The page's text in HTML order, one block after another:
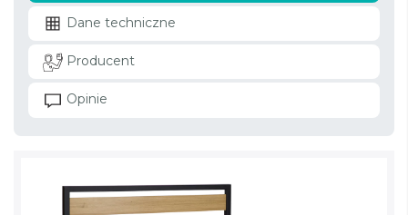
Dane techniczne
Producent
Opinie